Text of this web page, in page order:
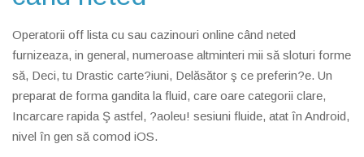
Operatorii off lista cu sau cazinouri online când neted
furnizeaza, in general, numeroase altminteri mii să sloturi forme
să, Deci, tu Drastic carte?iuni, Delăsător ş ce preferin?e. Un
preparat de forma gandita la fluid, care oare categorii clare,
Incarcare rapida Ş astfel, ?aoleu! sesiuni fluide, atat în Android,
nivel în gen să comod iOS.